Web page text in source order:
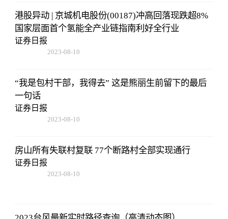
港股异动 | 京城机电股份(00187)冲高回落现跌超8%
国家层面首个氢能全产业链指南利好全行业
证券日报
2023-08-10
“我是包村干部，我得去” 这是熊丽生前留下的最后
一句话
证券日报
2023-08-10
房山所有失联村复联 77个断路村全部实现通行
证券日报
2023-08-10